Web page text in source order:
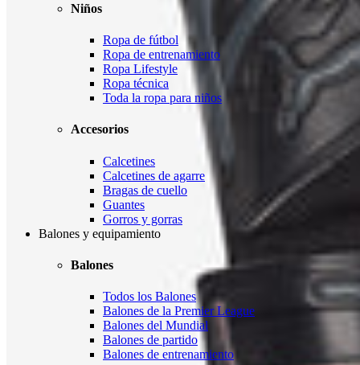
Niños
Ropa de fútbol
Ropa de entrenamiento
Ropa Lifestyle
Ropa técnica
Toda la ropa para niños
Accesorios
Calcetines
Calcetines de agarre
Bragas de cuello
Guantes
Gorros y gorras
Balones y equipamiento
Balones
Todos los Balones
Balones de la Premier League
Balones del Mundial
Balones de partido
Balones de entrenamiento